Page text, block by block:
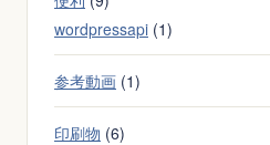
た
の
wordpressapi (1)
参考動画 (1)
印刷物 (6)